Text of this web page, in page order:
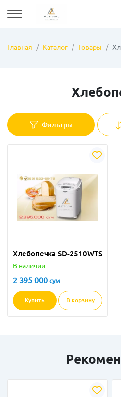
Главная Каталог Товары
Фильтры
Хлебопечка SD-2510WTS
В наличии
2 395 000 сум
Купить В корзину